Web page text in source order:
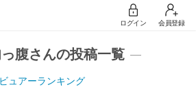
ログイン 会員登録
腹さんの投稿一覧
ュアーランキング